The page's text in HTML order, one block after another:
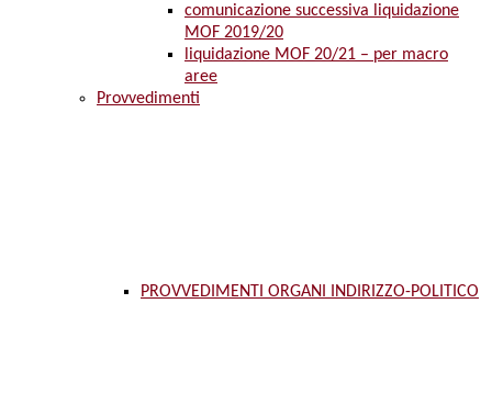
comunicazione successiva liquidazione
MOF 2019/20
liquidazione MOF 20/21 – per macro
aree
Provvedimenti
PROVVEDIMENTI ORGANI INDIRIZZO-POLITICO